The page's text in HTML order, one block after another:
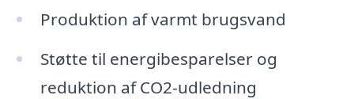
Produktion af varmt brugsvand
Støtte til energibesparelser og
reduktion af CO2-udledning